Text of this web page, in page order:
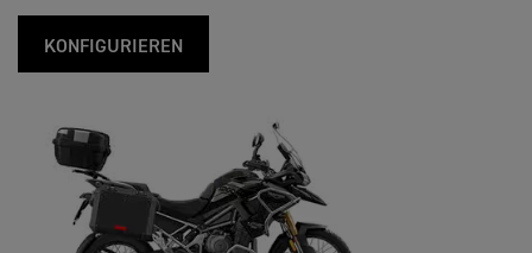
KONFIGURIEREN